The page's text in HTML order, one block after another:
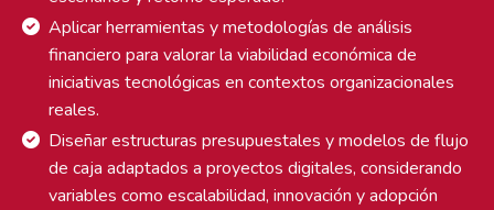
Aplicar herramientas y metodologías de análisis
financiero para valorar la viabilidad económica de
iniciativas tecnológicas en contextos organizacionales
reales.
Diseñar estructuras presupuestales y modelos de flujo
de caja adaptados a proyectos digitales, considerando
variables como escalabilidad, innovación y adopción